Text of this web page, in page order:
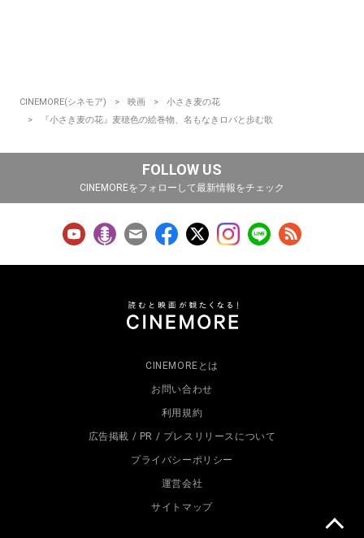
CINEMORE(シネモア) 映画
小さき麦の花
『小さき麦の花』麦穂色の絵巻物、名もなきロバと歩む歌
FOLLOW US
CINEMOREをフォローして最新情報をチェック
CINEMOREとは
お問い合わせ
利用規約
広告掲載 / PR / プレスリリースについて
プライバシーポリシー
運営会社
サイトマップ